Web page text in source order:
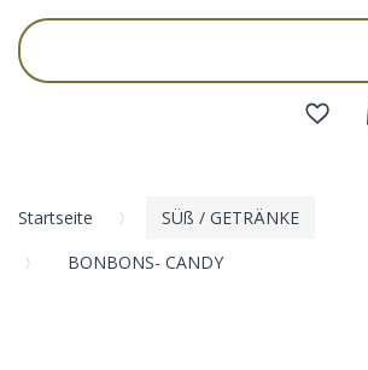
Startseite
SÜß / GETRÄNKE
BONBONS- CANDY